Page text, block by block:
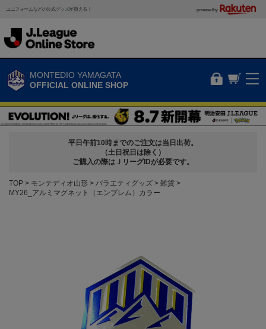
ユニフォームなどの公式グッズが買える！ powered by
MONTEDIO YAMAGATA
OFFICIAL ONLINE SHOP
平日午前10時までのご注文は当日出荷。
（土日祝日は除く）
ご購入の際はＪリーグIDが必要です。
TOP モンテディオ山形 バラエティグッズ
雑貨
MY26_アルミマグネット（エンブレム）カラー